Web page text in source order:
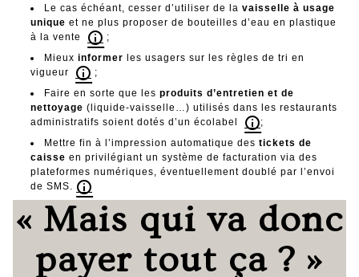
Le cas échéant, cesser d’utiliser de lavaisselle à usage
unique et ne plus proposer de bouteilles d’eau en plastique
à la vente
;
Mieuxinformer les usagers sur les règles de tri en
vigueur
;
Faire en sorte que lesproduits d’entretien et de
nettoyage (liquide-vaisselle…) utilisés dans les restaurants
administratifs soient dotés d’un écolabel
;
Mettre fin à l’impression automatique destickets de
caisse en privilégiant un système de facturation via des
plateformes numériques, éventuellement doublé par l’envoi
de SMS.
« Mais qui va donc
payer tout ça ? »